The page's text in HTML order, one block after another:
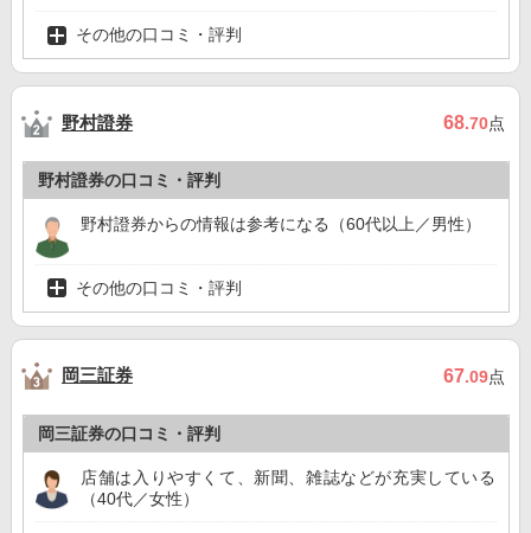
その他の口コミ・評判
野村證券 68.70点
野村證券の口コミ・評判
野村證券からの情報は参考になる（60代以上／男性）
その他の口コミ・評判
岡三証券 67.09点
岡三証券の口コミ・評判
店舗は入りやすくて、新聞、雑誌などが充実している
（40代／女性）